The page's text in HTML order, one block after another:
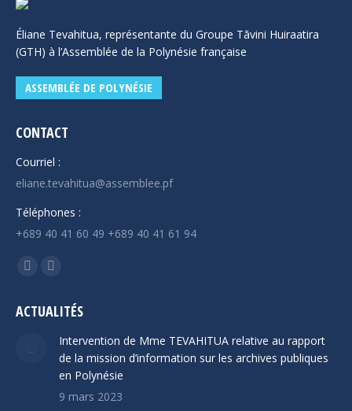
Éliane Tevahitua, représentante du Groupe Tāvini Huiraatira
(GTH) à l’Assemblée de la Polynésie française
ASSEMBLÉE DE POLYNÉSIE
CONTACT
Courriel :
eliane.tevahitua@assemblee.pf
Téléphones :
+689 40 41 60 49 +689 40 41 61 94
Trouvez nous sur :
La
Facebook
s'ouvre
dans
nouvelle
La
YouTube
s'ouvre
dans
une
nouvelle
ACTUALITÉS
Intervention de Mme TEVAHITUA relative au rapport
de la mission d’information sur les archives publiques
en Polynésie
9 mars 2023